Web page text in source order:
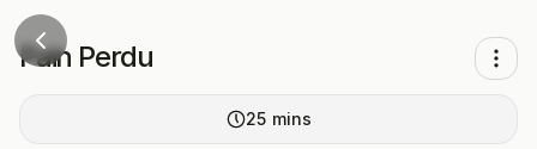
Pain Perdu
25 mins